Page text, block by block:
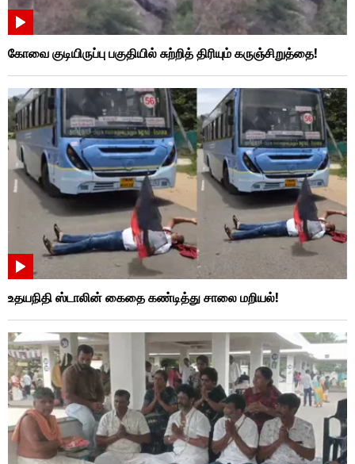
கோவை குடியிருப்பு பகுதியில் சுற்றித் திரியும் கருஞ்சிறுத்தை!
உதயநிதி ஸ்டாலின் கைதை கண்டித்து சாலை மறியல்!